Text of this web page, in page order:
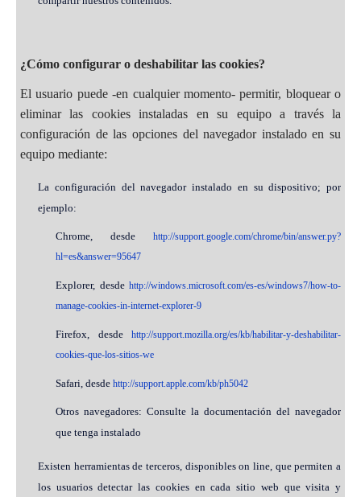
¿Cómo configurar o deshabilitar las cookies?
El usuario puede -en cualquier momento- permitir, bloquear o
eliminar las cookies instaladas en su equipo a través la
configuración de las opciones del navegador instalado en su
equipo mediante:
La configuración del navegador instalado en su dispositivo; por
ejemplo:
Chrome, desde http://support.google.com/chrome/bin/answer.py?
hl=es&answer=95647
Explorer, desde http://windows.microsoft.com/es-es/windows7/how-to-
manage-cookies-in-internet-explorer-9
Firefox, desde http://support.mozilla.org/es/kb/habilitar-y-deshabilitar-
cookies-que-los-sitios-we
Safari, desde http://support.apple.com/kb/ph5042
Otros navegadores: Consulte la documentación del navegador
que tenga instalado
Existen herramientas de terceros, disponibles on line, que permiten a
los usuarios detectar las cookies en cada sitio web que visita y